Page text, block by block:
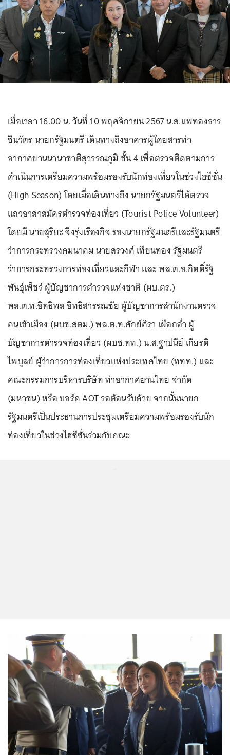
เมื่อเวลา 16.00 น. วันที่ 10 พฤศจิกายน 2567 น.ส.แพทองธาร
ชินวัตร นายกรัฐมนตรี เดินทางถึงอาคารผู้โดยสารท่า
อากาศยานนานาชาติสุวรรณภูมิ ชั้น 4 เพื่อตรวจติดตามการ
ดำเนินการเตรียมความพร้อมรองรับนักท่องเที่ยวในช่วงไฮซีซั่น
(High Season) โดยเมื่อเดินทางถึง นายกรัฐมนตรีได้ตรวจ
แถวอาสาสมัครตำรวจท่องเที่ยว (Tourist Police Volunteer)
โดยมี นายสุริยะ จึงรุ่งเรืองกิจ รองนายกรัฐมนตรีและรัฐมนตรี
ว่าการกระทรวงคมนาคม นายสรวงศ์ เทียนทอง รัฐมนตรี
ว่าการกระทรวงการท่องเที่ยวและกีฬา และ พล.ต.อ.กิตติ์รัฐ
พันธุ์เพ็ชร์ ผู้บัญชาการตำรวจแห่งชาติ (ผบ.ตร.)
พล.ต.ท.อิทธิพล อิทธิสารรณชัย ผู้บัญชาการสำนักงานตรวจ
คนเข้าเมือง (ผบช.สตม.) พล.ต.ท.ศักย์ศิรา เผือกอ่ำ ผู้
บัญชาการตำรวจท่องเที่ยว (ผบช.ทท.) น.ส.ฐาปนีย์ เกียรติ
ไพบูลย์ ผู้ว่าการการท่องเที่ยวแห่งประเทศไทย (ททท.) และ
คณะกรรมการบริหารบริษัท ท่าอากาศยานไทย จำกัด
(มหาชน) หรือ บอร์ด AOT รอต้อนรับด้วย จากนั้นนายก
รัฐมนตรีเป็นประธานการประชุมเตรียมความพร้อมรองรับนัก
ท่องเที่ยวในช่วงไฮซีซั่นร่วมกับคณะ